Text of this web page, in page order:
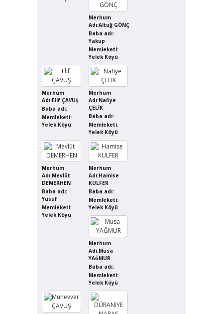
Merhum
Adı:Altuğ GÖNÇ
Baba adı:
Yakup
Memleketi:
Yelek Köyü
Merhum
Adı:Elif ÇAVUŞ
Baba adı:
Memleketi:
Yelek Köyü
Merhum
Adı:Nafiye
ÇELİK
Baba adı:
Memleketi:
Yelek Köyü
Merhum
Adı:Mevlüt
DEMERHEN
Baba adı:
Yusuf
Memleketi:
Yelek Köyü
Merhum
Adı:Hamise
KULFER
Baba adı:
Memleketi:
Yelek Köyü
Merhum
Adı:Musa
YAĞMUR
Baba adı:
Memleketi:
Yelek Köyü